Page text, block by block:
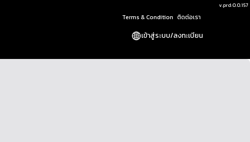
v.prd:0.0.157
Terms & Condition ติดต่อเรา
เข้าสู่ระบบ/ลงทะเบียน